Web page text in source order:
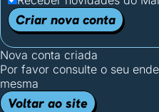
Criar nova conta
Nova conta criada
Por favor consulte o seu
mesma
Voltar ao site